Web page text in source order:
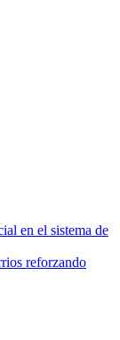
en el sistema de
reforzando